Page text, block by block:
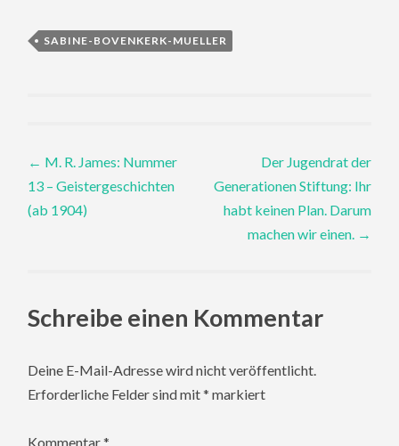
SABINE-BOVENKERK-MUELLER
Post
navigation
← M. R. James: Nummer
13 – Geistergeschichten
(ab 1904)
Der Jugendrat der
Generationen Stiftung: Ihr
habt keinen Plan. Darum
machen wir einen. →
Schreibe einen Kommentar
Deine E-Mail-Adresse wird nicht veröffentlicht.
Erforderliche Felder sind mit* markiert
Kommentar*